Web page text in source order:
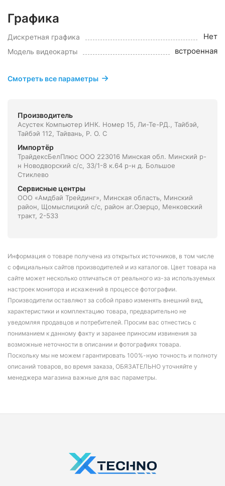
Графика
Дискретная графика Нет
Модель видеокарты встроенная
Смотреть все параметры
Производитель
Асустек Компьютер ИНК. Номер 15, Ли-Те-РД., Тайбэй,
Тайбэй 112, Тайвань, Р. О. С
Импортёр
ТрайдексБелПлюс ООО 223016 Минская обл. Минский р-
н Новодворский с/с, 33/1-8 к.64 р-н д. Большое
Стиклево
Сервисные центры
ООО «Амдбай Трейдинг», Минская область, Минский
район, Щомыслицкий с/с, район аг.Озерцо, Менковский
тракт, 2-533
Информация о товаре получена из открытых источников, в том числе
с официальных сайтов производителей и из каталогов. Цвет товара на
сайте может несколько отличаться от реального из-за используемых
настроек монитора и искажений в процессе фотографии.
Производители оставляют за собой право изменять внешний вид,
характеристики и комплектацию товара, предварительно не
уведомляя продавцов и потребителей. Просим вас отнестись с
пониманием к данному факту и заранее приносим извинения за
возможные неточности в описании и фотографиях товара.
Поскольку мы не можем гарантировать 100%-ную точность и полноту
описаний товаров, во время заказа, ОБЯЗАТЕЛЬНО уточняйте у
менеджера магазина важные для вас параметры.